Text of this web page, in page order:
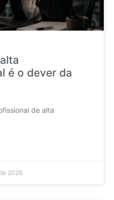
é o dever da
de alta
2026